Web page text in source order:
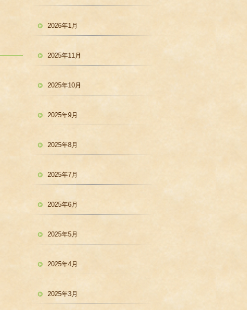
2026年1月
2025年11月
2025年10月
2025年9月
2025年8月
2025年7月
2025年6月
2025年5月
2025年4月
2025年3月